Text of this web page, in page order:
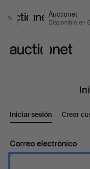
Cerrar
Auctionet
Disponible en
Iniciar sesión Crear
Correo electrónico